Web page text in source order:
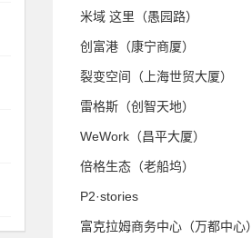
米域 这里（愚园路）
创富港（康宁商厦）
裂变空间（上海世贸大厦）
雷格斯（创智天地）
WeWork（昌平大厦）
倍格生态（老船坞）
P2·stories
富克拉姆商务中心（万都中心）